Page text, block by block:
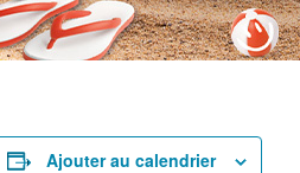
Ajouter au calendrier